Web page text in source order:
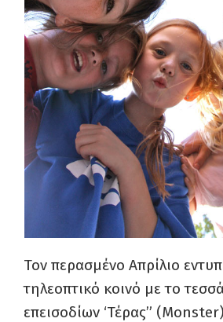
Τον περασμένο Απρίλιο
τηλεοπτικό κοινό με το
επεισοδίων ‘Τέρας”